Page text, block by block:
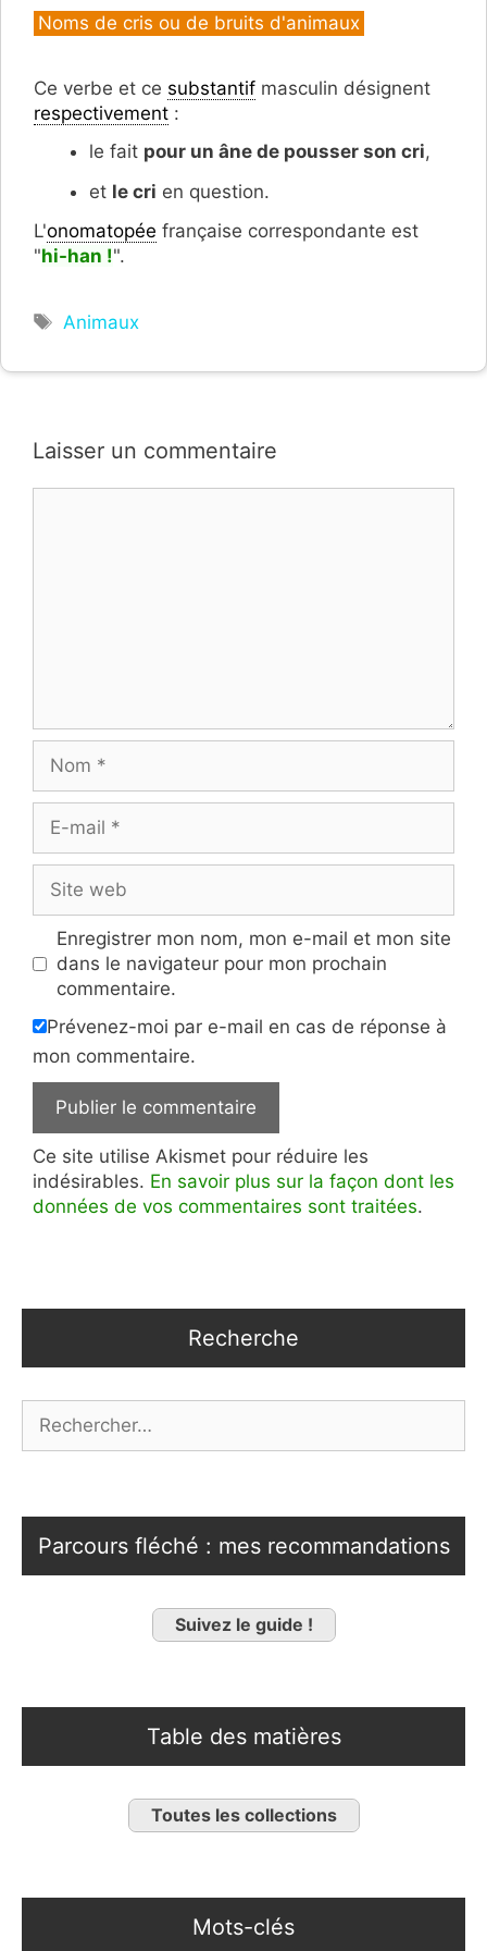
Catégories
Noms de cris ou de bruits d'animaux
Ce verbe et ce substantif masculin désignent
respectivement :
le fait pour un âne de pousser son cri,
et le cri en question.
L'onomatopée française correspondante est
"hi-han !".
Étiquettes
Animaux
Laisser un commentaire
mail
web
Enregistrer mon nom, mon e-mail et mon site
dans le navigateur pour mon prochain
commentaire.
Prévenez-moi par e-mail en cas de réponse à
mon commentaire.
Ce site utilise Akismet pour réduire les
indésirables. En savoir plus sur la façon dont les
données de vos commentaires sont traitées.
Recherche
Parcours fléché : mes recommandations
Suivez le guide !
Table des matières
Toutes les collections
Mots-clés